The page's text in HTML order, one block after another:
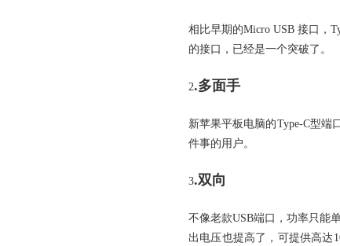
相比早期的Micro USB 接口，
的接口，已经是一个突破了。
2.多面手
新苹果平板电脑的Type-C型
件事的用户。
3.双向
不像老款USB端口，功率只能
出电压也提高了，可提供高达